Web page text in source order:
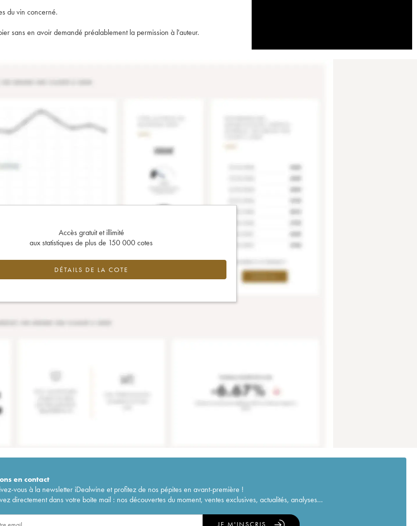
du vin concerné.
sans en avoir demandé préalablement la permission à l'auteur.
Accès gratuit et illimité
aux statistiques de plus de 150 000 cotes
DÉTAILS DE LA COTE
encontact
vous à la newsletter iDealwine et profitez de nos pépites en avant-première !
directement dans votre boîte mail : nos découvertes du moment, ventes exclusives, actualités, analyses...
JE M'INSCRIS